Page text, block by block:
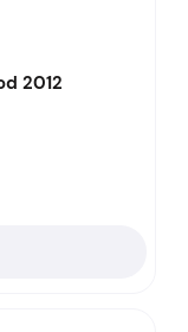
2012